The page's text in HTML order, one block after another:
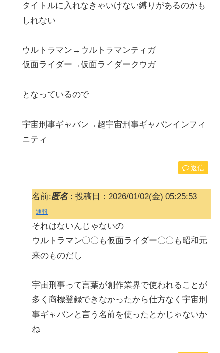
タイトルに入れなきゃいけない縛りがあるのかも
しれない
ウルトラマン→ウルトラマンティガ
仮面ライダー→仮面ライダークウガ
となっているので
宇宙刑事ギャバン→超宇宙刑事ギャバンインフィ
ニティ
返信
名前:匿名: 投稿日：2026/01/02(金) 05:25:53
通報
それはないんじゃないの
ウルトラマン〇〇も仮面ライダー〇〇も昭和元
来のものだし
宇宙刑事って言葉が創作業界で使われることが
多く商標登録できなかったから仕方なく宇宙刑
事ギャバンと言う名前を使ったとかじゃないか
ね